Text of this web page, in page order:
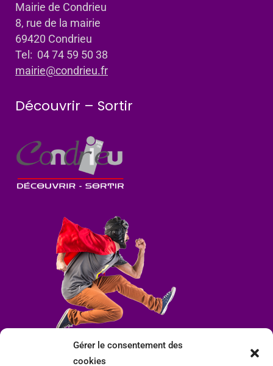
Gérer le consentement des
cookies
Mairie de Condrieu
8, rue de la mairie
69420 Condrieu
Tel: 04 74 59 50 38
mairie@condrieu.fr
Découvrir – Sortir